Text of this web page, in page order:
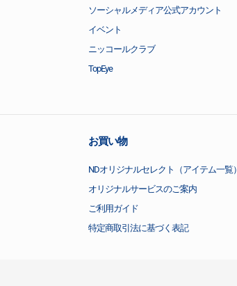
ソーシャルメディア公式アカウント
イベント
ニッコールクラブ
TopEye
お買い物
NDオリジナルセレクト（アイテム一覧）
オリジナルサービスのご案内
ご利用ガイド
特定商取引法に基づく表記